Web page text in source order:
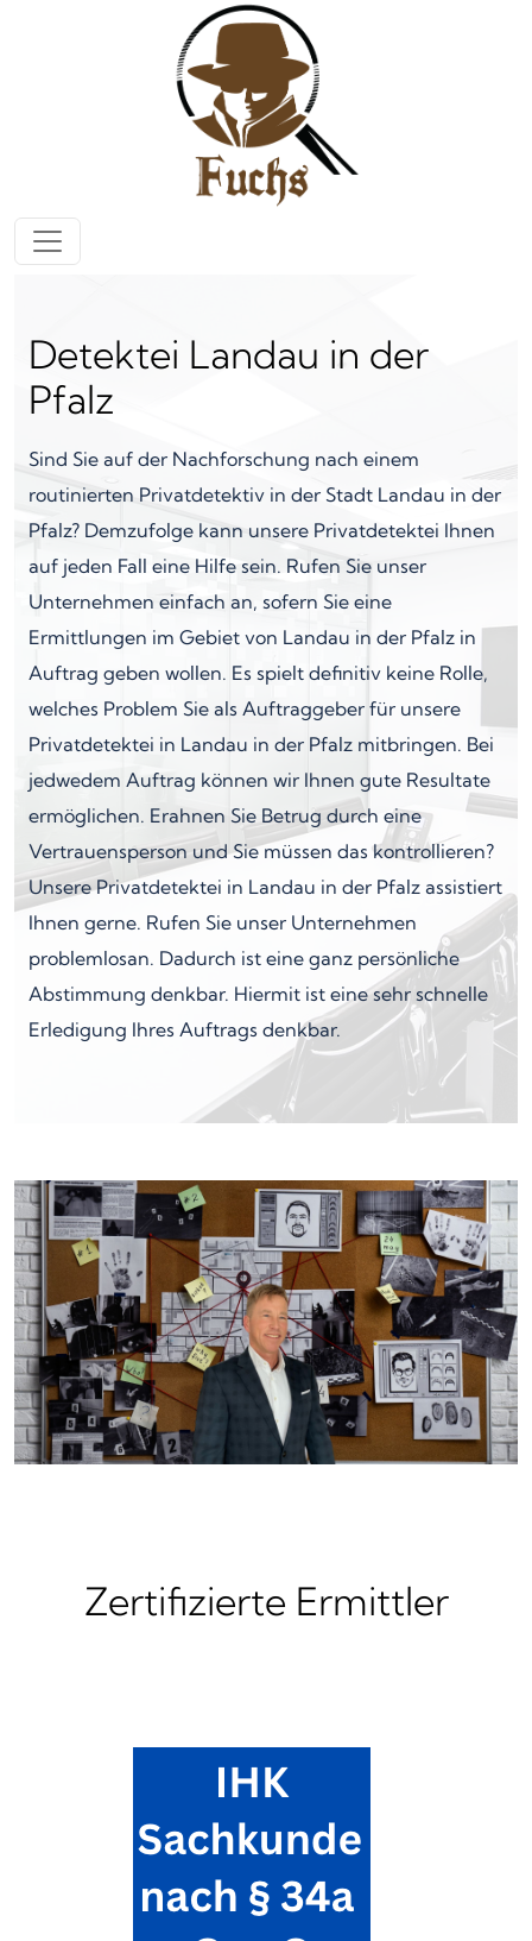
Zum Inhalt springen
Hauptnavigation
Detektei Landau in der
Pfalz
Sind Sie auf der Nachforschung nach einem
routinierten Privatdetektiv in der Stadt Landau in der
Pfalz? Demzufolge kann unsere Privatdetektei Ihnen
auf jeden Fall eine Hilfe sein. Rufen Sie unser
Unternehmen einfach an, sofern Sie eine
Ermittlungen im Gebiet von Landau in der Pfalz in
Auftrag geben wollen. Es spielt definitiv keine Rolle,
welches Problem Sie als Auftraggeber für unsere
Privatdetektei in Landau in der Pfalz mitbringen. Bei
jedwedem Auftrag können wir Ihnen gute Resultate
ermöglichen. Erahnen Sie Betrug durch eine
Vertrauensperson und Sie müssen das kontrollieren?
Unsere Privatdetektei in Landau in der Pfalz assistiert
Ihnen gerne. Rufen Sie unser Unternehmen
problemlosan. Dadurch ist eine ganz persönliche
Abstimmung denkbar. Hiermit ist eine sehr schnelle
Erledigung Ihres Auftrags denkbar.
Zertifizierte Ermittler